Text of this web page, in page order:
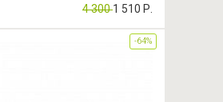
4 3001 510 Р.
-64%